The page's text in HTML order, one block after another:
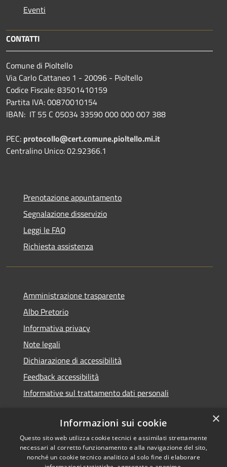
Eventi
CONTATTI
Comune di Pioltello
Via Carlo Cattaneo 1 - 20096 - Pioltello
Codice Fiscale: 83501410159
Partita IVA: 00870010154
IBAN: IT 55 C 05034 33590 000 000 007 388
PEC: protocollo@cert.comune.pioltello.mi.it
Centralino Unico: 02.92366.1
Prenotazione appuntamento
Segnalazione disservizio
Leggi le FAQ
Richiesta assistenza
Amministrazione trasparente
Albo Pretorio
Informativa privacy
Note legali
Dichiarazione di accessibilità
Feedback accessibilità
Informative sul trattamento dati personali
RSS
Accessibilità
Copyright © 2026 • Comune di
Pioltello • Powered by
×
Informazioni sui cookie
Questo sito web utilizza cookie tecnici e assimilati strettamente
necessari al corretto funzionamento e alla navigazione del sito,
nonché un cookie tecnico analitico al solo fine di elaborare